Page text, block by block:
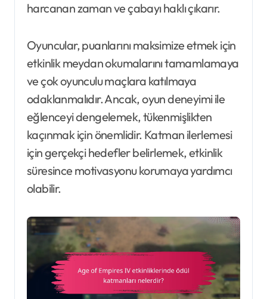
harcanan zaman ve çabayı haklı çıkarır.
Oyuncular, puanlarını maksimize etmek için
etkinlik meydan okumalarını tamamlamaya
ve çok oyunculu maçlara katılmaya
odaklanmalıdır. Ancak, oyun deneyimi ile
eğlenceyi dengelemek, tükenmişlikten
kaçınmak için önemlidir. Katman ilerlemesi
için gerçekçi hedefler belirlemek, etkinlik
süresince motivasyonu korumaya yardımcı
olabilir.